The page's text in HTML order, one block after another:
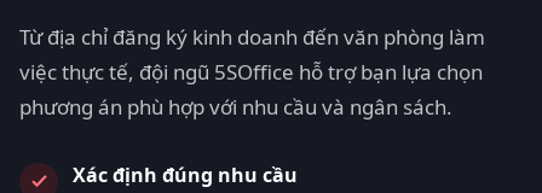
Từ địa chỉ đăng ký kinh doanh đến văn phòng làm
việc thực tế, đội ngũ 5SOffice hỗ trợ bạn lựa chọn
phương án phù hợp với nhu cầu và ngân sách.
Xác định đúng nhu cầu